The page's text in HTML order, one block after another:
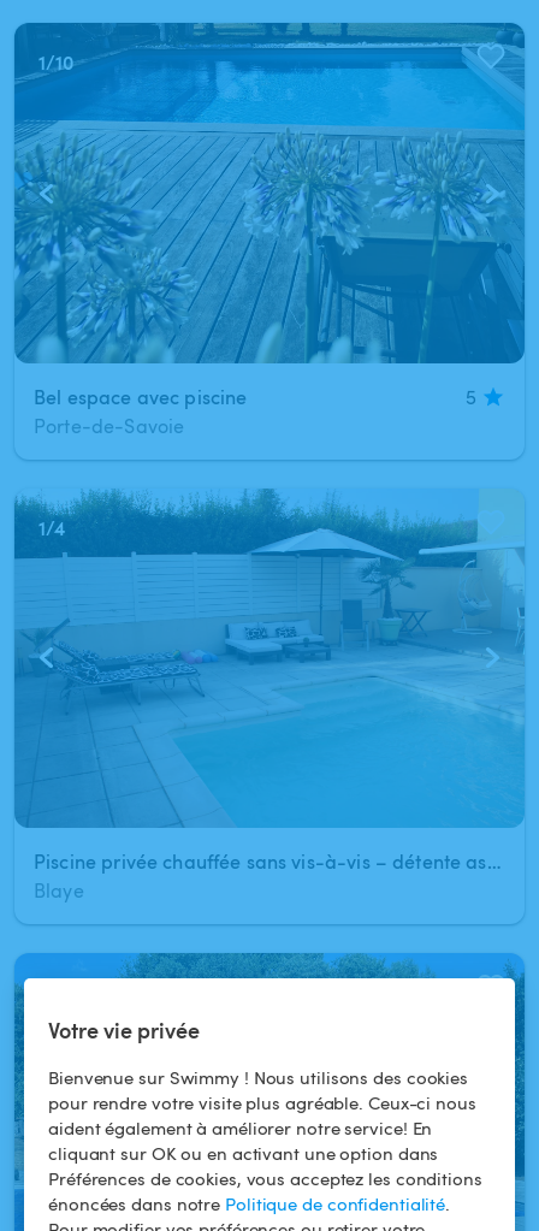
Votre vie privée
Bienvenue sur Swimmy ! Nous utilisons des cookies
pour rendre votre visite plus agréable. Ceux-ci nous
aident également à améliorer notre service! En
cliquant sur OK ou en activant une option dans
Préférences de cookies, vous acceptez les conditions
énoncées dans notre Politique de confidentialité.
1/10
Bel espace avec piscine
5
Porte-de-Savoie
1/4
Piscine privée chauffée sans vis-à-vis – détente assurée
Blaye